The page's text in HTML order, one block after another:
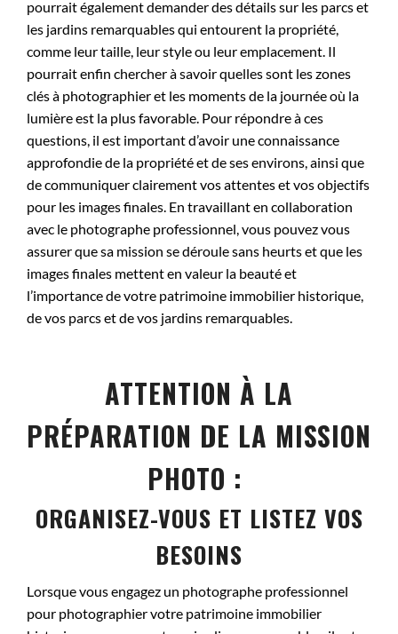
pourrait également demander des détails sur les parcs et
les jardins remarquables qui entourent la propriété,
comme leur taille, leur style ou leur emplacement. Il
pourrait enfin chercher à savoir quelles sont les zones
clés à photographier et les moments de la journée où la
lumière est la plus favorable. Pour répondre à ces
questions, il est important d’avoir une connaissance
approfondie de la propriété et de ses environs, ainsi que
de communiquer clairement vos attentes et vos objectifs
pour les images finales. En travaillant en collaboration
avec le photographe professionnel, vous pouvez vous
assurer que sa mission se déroule sans heurts et que les
images finales mettent en valeur la beauté et
l’importance de votre patrimoine immobilier historique,
de vos parcs et de vos jardins remarquables.
ATTENTION À LA
PRÉPARATION DE LA MISSION
PHOTO :
ORGANISEZ-VOUS ET LISTEZ VOS
BESOINS
Lorsque vous engagez un photographe professionnel
pour photographier votre patrimoine immobilier